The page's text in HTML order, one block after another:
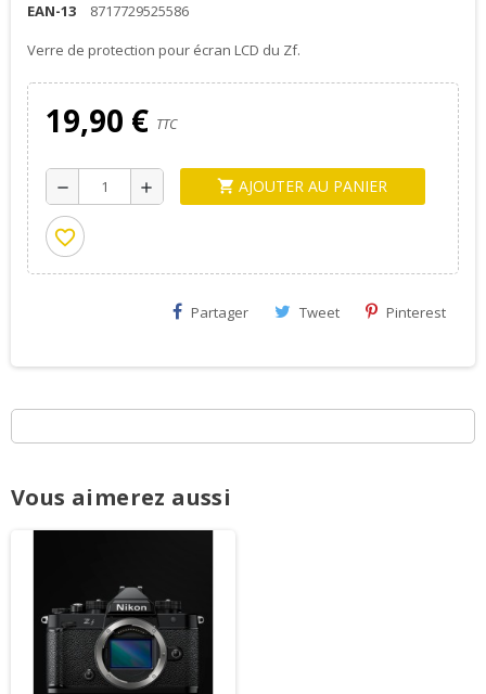
EAN-13
8717729525586
Verre de protection pour écran LCD du Zf.
19,90 € TTC
remove add shopping_cart AJOUTER AU PANIER
favorite_border
Partager Tweet Pinterest
Vous aimerez aussi